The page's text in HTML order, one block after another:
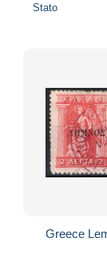
Stato
Greece